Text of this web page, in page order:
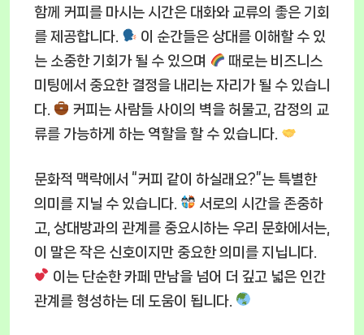
함께 커피를 마시는 시간은 대화와 교류의 좋은 기회
를 제공합니다.
이 순간들은 상대를 이해할 수 있
는 소중한 기회가 될 수 있으며
때로는 비즈니스
미팅에서 중요한 결정을 내리는 자리가 될 수 있습니
다.
커피는 사람들 사이의 벽을 허물고, 감정의 교
류를 가능하게 하는 역할을 할 수 있습니다.
문화적 맥락에서 “커피 같이 하실래요?”는 특별한
의미를 지닐 수 있습니다.
서로의 시간을 존중하
고, 상대방과의 관계를 중요시하는 우리 문화에서는,
이 말은 작은 신호이지만 중요한 의미를 지닙니다.
이는 단순한 카페 만남을 넘어 더 깊고 넓은 인간
관계를 형성하는 데 도움이 됩니다.